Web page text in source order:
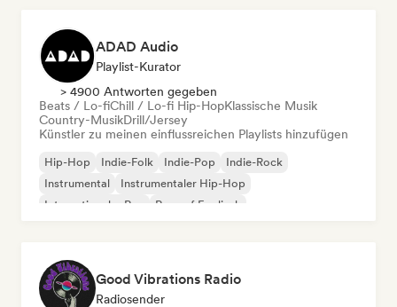
ADAD Audio
Playlist-Kurator
> 4900 Antworten gegeben
Beats / Lo-fiChill / Lo-fi Hip-HopKlassische Musik
Country-MusikDrill/Jersey
Künstler zu meinen einflussreichen Playlists hinzufügen
Hip-Hop Indie-Folk Indie-Pop
Indie-Rock
Instrumental
Instrumentaler Hip-Hop
Internationaler Rap
Rap auf Englisch
Good Vibrations Radio
Radiosender